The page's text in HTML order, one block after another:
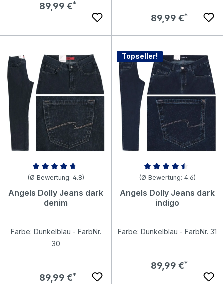
Regulärer Preis:
89,99 €
Regulärer Preis:
89,99 €
Durchschnittliche Bewertung von 4.81 von 5 Sternen
(Ø Bewertung: 4.8)
Angels Dolly Jeans dark
denim
Farbe: Dunkelblau - FarbNr.
30
Regulärer Preis:
89,99 €
Topseller!
Durchschnittliche Bewertung
(Ø Bewertung: 4.6)
Angels Dolly Jeans dark
indigo
Farbe: Dunkelblau - FarbNr. 31
Regulärer Preis:
89,99 €